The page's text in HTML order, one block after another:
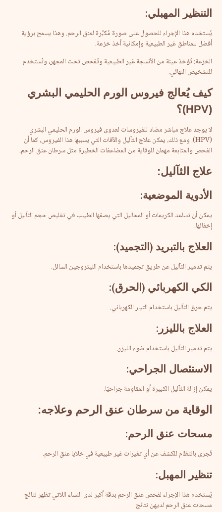
التنظير المهبلي:
يُستخدم هذا الإجراء للحصول على صورة مُكبَّرة لعنق الرحم. وهذا يسمح برؤية
أفضل للمناطق غير الطبيعية وإمكانية أخذ خزعة.
الخزعة: تُؤخذ عينة من الأنسجة غير الطبيعية وتُفحص تحت المجهر، وتُستخدم
للتشخيص النهائي.
كيف يُعالج فيروس الورم الحليمي البشري
(HPV)
؟
لا يوجد علاج مباشر مضاد للفيروسات لعدوى فيروس الورم الحليمي البشري
(HPV). ومع ذلك، يمكن علاج الثآليل والآفات التي يسببها هذا الفيروس، كما أن
الفحص والمتابعة مهمان للوقاية من المضاعفات الخطيرة مثل سرطان عنق الرحم.
علاج الثآليل:
الأدوية الموضعية:
يمكن أن تساعد الكريمات أو المحاليل التي يصفها الطبيب في تقليص حجم الثآليل أو
إخفائها.
العلاج بالتبريد (التجميد):
يتم تدمير الثآليل عن طريق تجميدها باستخدام النيتروجين السائل.
الكي الكهربائي (الحرق):
يتم حرق الثآليل باستخدام التيار الكهربائي.
العلاج بالليزر :
يتم تدمير الثآليل باستخدام ضوء الليزر.
الاستئصال الجراحي:
يمكن إزالة الثآليل الكبيرة أو المقاومة جراحيًا.
الوقاية من سرطان عنق الرحم وعلاجه:
مسحات عنق الرحم:
تُجرى بانتظام للكشف عن أي تغيرات غير طبيعية في خلايا عنق الرحم.
تنظير المهبل:
يُستخدم هذا الإجراء لفحص عنق الرحم بدقة أكبر لدى النساء اللاتي تظهر نتائج
مسحات عنق الرحم لديهن نتائج